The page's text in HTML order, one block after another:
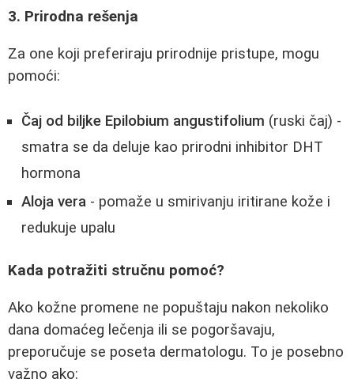
3. Prirodna rešenja
Za one koji preferiraju prirodnije pristupe, mogu
pomoći:
Čaj od biljke Epilobium angustifolium (ruski čaj) -
smatra se da deluje kao prirodni inhibitor DHT
hormona
Aloja vera - pomaže u smirivanju iritirane kože i
redukuje upalu
Kada potražiti stručnu pomoć?
Ako kožne promene ne popuštaju nakon nekoliko
dana domaćeg lečenja ili se pogoršavaju,
preporučuje se poseta dermatologu. To je posebno
važno ako: